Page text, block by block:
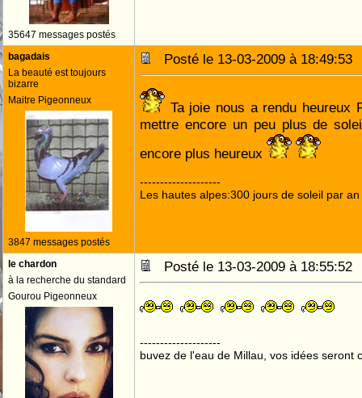
35647 messages postés
bagadais
La beauté est toujours
bizarre
Maitre Pigeonneux
3847 messages postés
Posté le 13-03-2009 à
Ta joie nous a rendu heureux
mettre encore un peu plus de
encore plus heureux
--------------------
Les hautes alpes:300 jours de soleil par an
le chardon
à la recherche du standard
Gourou Pigeonneux
Posté le 13-03-2009 à
--------------------
buvez de l'eau de Millau, vos idées seront